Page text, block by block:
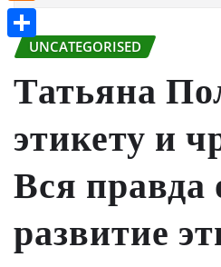
UNCATEGORISED
Татьяна
этикету и
Вся правда
развитие
Odnoklassniki
Отправить